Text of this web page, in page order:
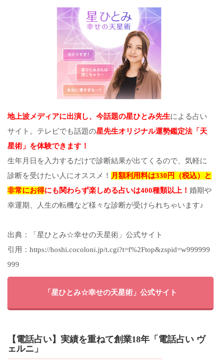
地上波メディアに出演し、今話題の星ひとみ先生による占い
サイト。テレビでも話題の星先生オリジナル運勢鑑定法「天
星術」を体験できます！
生年月日を入力するだけで診断結果が出てくるので、気軽に
診断を受けたい人にオススメ！ 月額利用料は330円（税込）と
非常にお得にも関わらず楽しめる占いは400種類以上！ 婚期や
幸運期、人生の転機など様々な診断が受けられちゃいます♪
出典：「星ひとみ☆幸せの天星術」公式サイト
引用：https://hoshi.cocoloni.jp/t.cgi?t=f%2Ftop&zspid=w999999
999
「星ひとみ☆幸せの天星術」公式サイト
【電話占い】実績を重ねて創業18年「電話占い ヴ
ェルニ」